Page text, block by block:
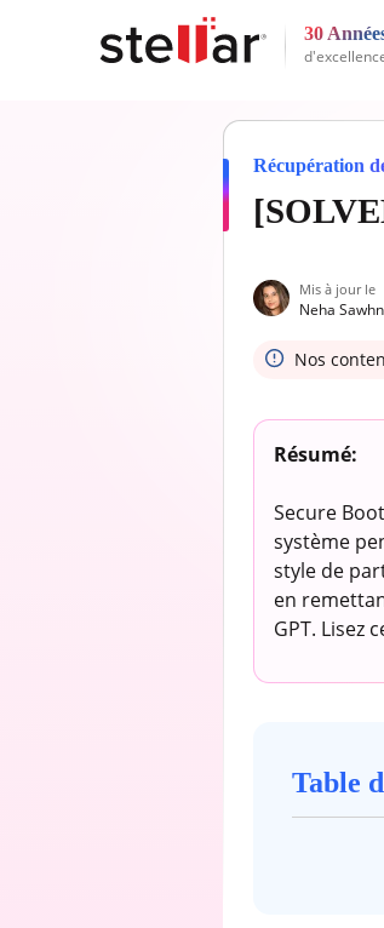
30
Récupération
Mis à jour le
Neha
Nos
Résumé:
Secure
système
style de
en
GPT. Lisez
Table